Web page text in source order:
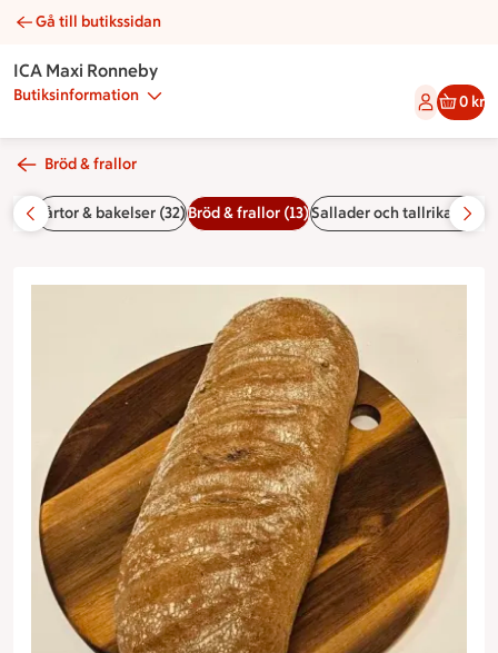
Valnötsbröd | Catering ICA Maxi Ronneby
Gå till butikssidan
ICA Maxi Ronneby
Butiksinformation 0 kr
Bröd & frallor
(5) Tårtor & bakelser (32)Bröd & frallor (13)Sallader och tallrikar (7)